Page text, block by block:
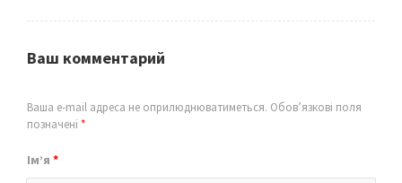
Ваш комментарий
Ваша e-mail адреса не оприлюднюватиметься. Обов’язкові поля
позначені *
Ім’я *